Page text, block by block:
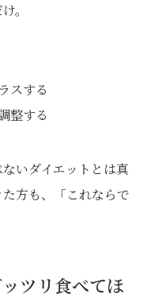
。
スする
整する
いダイエットとは真
方も、「これならで
ツリ食べてほ